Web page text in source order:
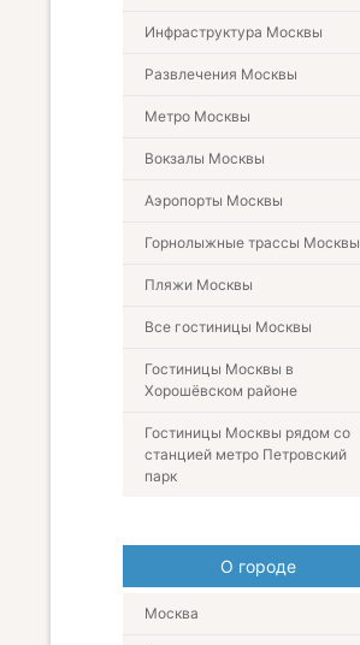
Инфраструктура Москвы
Развлечения Москвы
Метро Москвы
Вокзалы Москвы
Аэропорты Москвы
Горнолыжные трассы Москвы
Пляжи Москвы
Все гостиницы Москвы
Гостиницы Москвы в
Хорошёвском районе
Гостиницы Москвы рядом со
станцией метро Петровский
парк
О городе
Москва